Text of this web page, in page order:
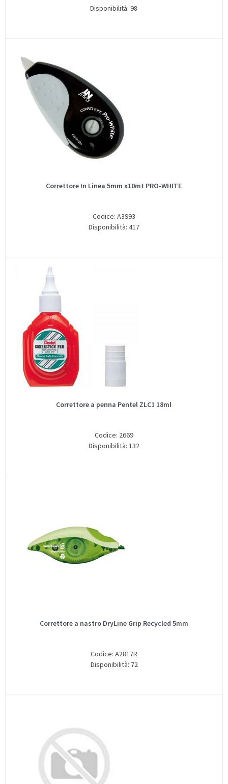
Disponibilità: 98
Correttore In Linea 5mm x10mt PRO-WHITE
Codice: A3993
Disponibilità: 417
Correttore a penna Pentel ZLC1 18ml
Codice: 2669
Disponibilità: 132
Correttore a nastro DryLine Grip Recycled 5mm
Codice: A2817R
Disponibilità: 72